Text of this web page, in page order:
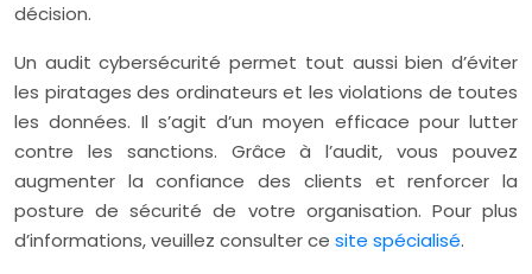
décision.
Un audit cybersécurité permet tout aussi bien d’éviter
les piratages des ordinateurs et les violations de toutes
les données. Il s’agit d’un moyen efficace pour lutter
contre les sanctions. Grâce à l’audit, vous pouvez
augmenter la confiance des clients et renforcer la
posture de sécurité de votre organisation. Pour plus
d’informations, veuillez consulter ce site spécialisé.